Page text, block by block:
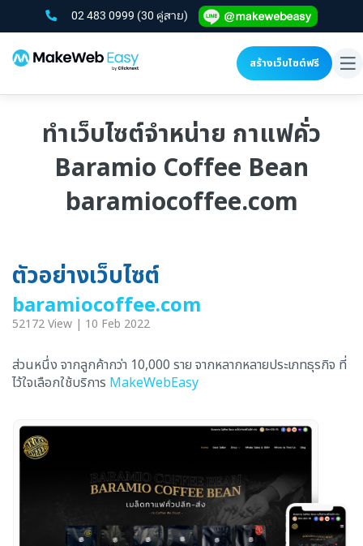
02 483 0999 (30 คู่สาย)
สร้างเว็บไซต์ฟรี
ทำเว็บไซต์จำหน่าย กาแฟคั่ว
Baramio Coffee Bean
baramiocoffee.com
ตัวอย่างเว็บไซต์
baramiocoffee.com
52172 View | 10 Feb 2022
ส่วนหนึ่ง จากลูกค้ากว่า 10,000 ราย จากหลากหลายประเภทธุรกิจ ที่
ไว้ใจเลือกใช้บริการ MakeWebEasy